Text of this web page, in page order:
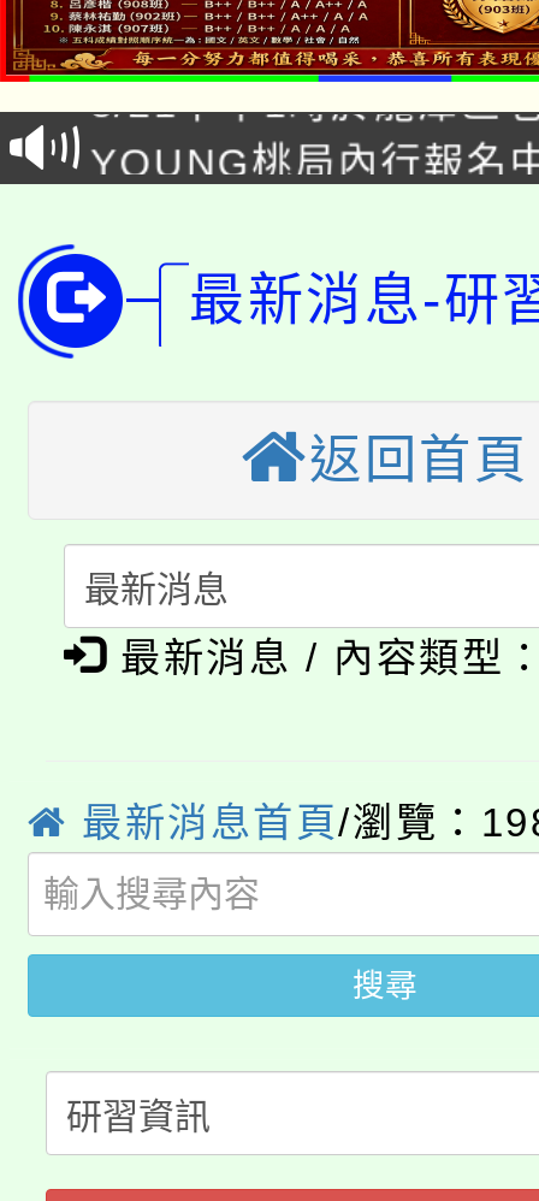
「本色祭」8/29、30在
場熱烈登場!
8/21下午1時於龍潭區
徵才活動。
YOUNG桃局內行報名
開!
115年桃園市運動會8/
田徑場及游泳池舉行。
桃園市低收入戶享有免
視費優惠，中低收入戶
半價優惠，詳情可洽有
者。
份教師增能研習
大溪自造教育及科技
份教師研習
會
115年食農教育專業人
程
「本色祭」8/29、30在
8/21下午1時於龍潭區
局官網。
8月14至27日，桃園電
開!
115年桃園市運動會8/
田徑場及游泳池舉行。
桃園市低收入戶享有免
視費優惠，中低收入戶
半價優惠，詳情可洽有
者。
大園自造教育及科技
份教師研習
淨零綠生活教案入校路
115年食農教育專業人
最新消息-研
返回首頁
最新消息 / 內容類型
最新消息首頁/瀏覽：
搜尋